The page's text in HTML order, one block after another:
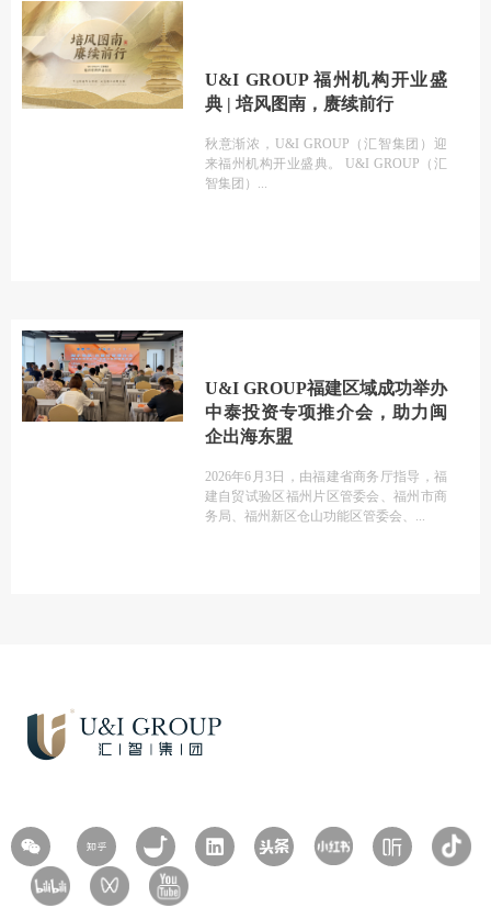
U&I GROUP 福州机构开业盛
典 | 培风图南，赓续前行
秋意渐浓，U&I GROUP（汇智集团）迎
来福州机构开业盛典。 U&I GROUP（汇
智集团）
U&I GROUP福建区域成功举办
中泰投资专项推介会，助力闽
企出海东盟
2026年6月3日，由福建省商务厅指导，福
建自贸试验区福州片区管委会、福州市商
务局、福州新区仓山功能区管委会、